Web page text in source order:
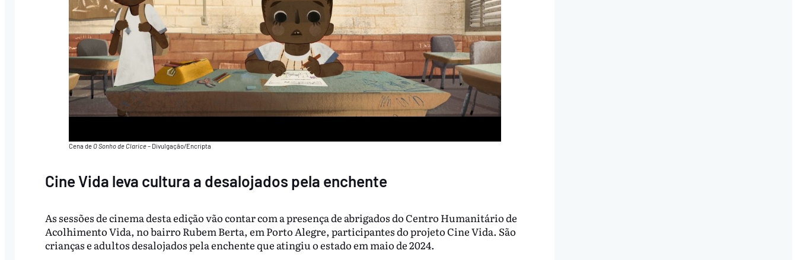
Cena deO Sonho de Clarice– Divulgação/Encripta
Cine Vida leva cultura a desalojados pela enchente
As sessões de cinema desta edição vão contar com a presença de abrigados do Centro Humanitário de
Acolhimento Vida, no bairro Rubem Berta, em Porto Alegre, participantes do projeto Cine Vida. São
crianças e adultos desalojados pela enchente que atingiu o estado em maio de 2024.